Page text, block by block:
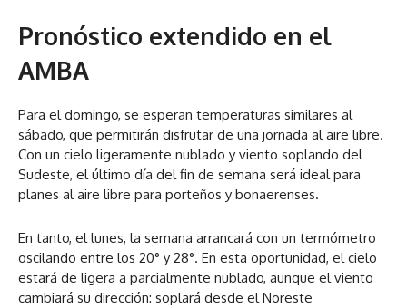
Pronóstico extendido en el
AMBA
Para el domingo, se esperan temperaturas similares al
sábado, que permitirán disfrutar de una jornada al aire libre.
Con un cielo ligeramente nublado y viento soplando del
Sudeste, el último día del fin de semana será ideal para
planes al aire libre para porteños y bonaerenses.
En tanto, el lunes, la semana arrancará con un termómetro
oscilando entre los 20° y 28°. En esta oportunidad, el cielo
estará de ligera a parcialmente nublado, aunque el viento
cambiará su dirección: soplará desde el Noreste